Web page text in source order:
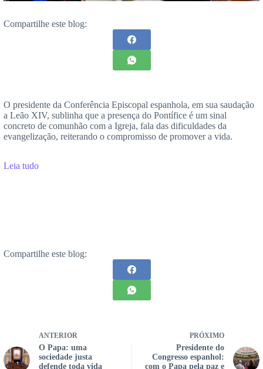
Compartilhe este blog:
O presidente da Conferência Episcopal espanhola, em sua saudação
a Leão XIV, sublinha que a presença do Pontífice é um sinal
concreto de comunhão com a Igreja, fala das dificuldades da
evangelização, reiterando o compromisso de promover a vida.
Leia tudo
Compartilhe este blog:
ANTERIOR
O Papa: uma
sociedade justa
defende toda vida
PRÓXIMO
Presidente do
Congresso espanhol:
com o Papa pela paz e